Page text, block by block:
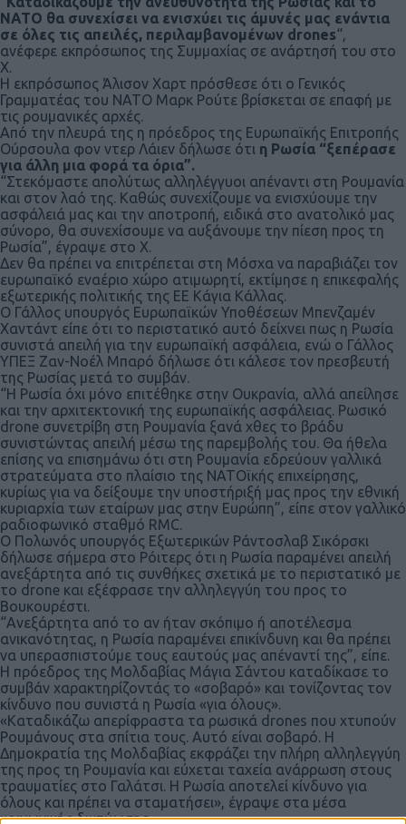
ΝΑΤΟ θα συνεχίσει να ενισχύει τις άμυνές μας ενάντια
σε όλες τις απειλές, περιλαμβανομένων drones“,
ανέφερε εκπρόσωπος της Συμμαχίας σε ανάρτησή του στο
Χ.
Η εκπρόσωπος Άλισον Χαρτ πρόσθεσε ότι ο Γενικός
Γραμματέας του ΝΑΤΟ Μαρκ Ρούτε βρίσκεται σε επαφή με
τις ρουμανικές αρχές.
Από την πλευρά της η πρόεδρος της Ευρωπαϊκής Επιτροπής
Ούρσουλα φον ντερ Λάιεν δήλωσε ότι η Ρωσία “ξεπέρασε
για άλλη μια φορά τα όρια”.
“Στεκόμαστε απολύτως αλληλέγγυοι απέναντι στη Ρουμανία
και στον λαό της. Καθώς συνεχίζουμε να ενισχύουμε την
ασφάλειά μας και την αποτροπή, ειδικά στο ανατολικό μας
σύνορο, θα συνεχίσουμε να αυξάνουμε την πίεση προς τη
Ρωσία”, έγραψε στο Χ.
Δεν θα πρέπει να επιτρέπεται στη Μόσχα να παραβιάζει τον
ευρωπαϊκό εναέριο χώρο ατιμωρητί, εκτίμησε η επικεφαλής
εξωτερικής πολιτικής της ΕΕ Κάγια Κάλλας.
Ο Γάλλος υπουργός Ευρωπαϊκών Υποθέσεων Μπενζαμέν
Χαντάντ είπε ότι το περιστατικό αυτό δείχνει πως η Ρωσία
συνιστά απειλή για την ευρωπαϊκή ασφάλεια, ενώ ο Γάλλος
ΥΠΕΞ Ζαν-Νοέλ Μπαρό δήλωσε ότι κάλεσε τον πρεσβευτή
της Ρωσίας μετά το συμβάν.
“Η Ρωσία όχι μόνο επιτέθηκε στην Ουκρανία, αλλά απείλησε
και την αρχιτεκτονική της ευρωπαϊκής ασφάλειας. Ρωσικό
drone συνετρίβη στη Ρουμανία ξανά χθες το βράδυ
συνιστώντας απειλή μέσω της παρεμβολής του. Θα ήθελα
επίσης να επισημάνω ότι στη Ρουμανία εδρεύουν γαλλικά
στρατεύματα στο πλαίσιο της ΝΑΤΟϊκής επιχείρησης,
κυρίως για να δείξουμε την υποστήριξή μας προς την εθνική
κυριαρχία των εταίρων μας στην Ευρώπη”, είπε στον γαλλικό
ραδιοφωνικό σταθμό RMC.
Ο Πολωνός υπουργός Εξωτερικών Ράντοσλαβ Σικόρσκι
δήλωσε σήμερα στο Ρόιτερς ότι η Ρωσία παραμένει απειλή
ανεξάρτητα από τις συνθήκες σχετικά με το περιστατικό με
το drone και εξέφρασε την αλληλεγγύη του προς το
Βουκουρέστι.
“Ανεξάρτητα από το αν ήταν σκόπιμο ή αποτέλεσμα
ανικανότητας, η Ρωσία παραμένει επικίνδυνη και θα πρέπει
να υπερασπιστούμε τους εαυτούς μας απέναντί της”, είπε.
Η πρόεδρος της Μολδαβίας Μάγια Σάντου καταδίκασε το
συμβάν χαρακτηρίζοντάς το «σοβαρό» και τονίζοντας τον
κίνδυνο που συνιστά η Ρωσία «για όλους».
«Καταδικάζω απερίφραστα τα ρωσικά drones που χτυπούν
Ρουμάνους στα σπίτια τους. Αυτό είναι σοβαρό. Η
Δημοκρατία της Μολδαβίας εκφράζει την πλήρη αλληλεγγύη
της προς τη Ρουμανία και εύχεται ταχεία ανάρρωση στους
τραυματίες στο Γαλάτσι. Η Ρωσία αποτελεί κίνδυνο για
όλους και πρέπει να σταματήσει», έγραψε στα μέσα
κοινωνικής δικτύωσης.